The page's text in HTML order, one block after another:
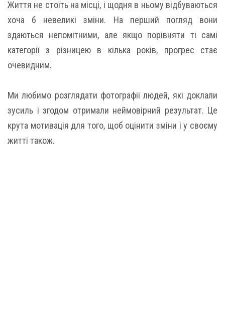
Життя не стоїть на місці, і щодня в ньому відбуваються
хоча б невеликі зміни. На перший погляд вони
здаються непомітними, але якщо порівняти ті самі
категорії з різницею в кілька років, прогрес стає
очевидним.
Ми любимо розглядати фотографії людей, які доклали
зусиль і згодом отримали неймовірний результат. Це
крута мотивація для того, щоб оцінити зміни і у своєму
житті також.